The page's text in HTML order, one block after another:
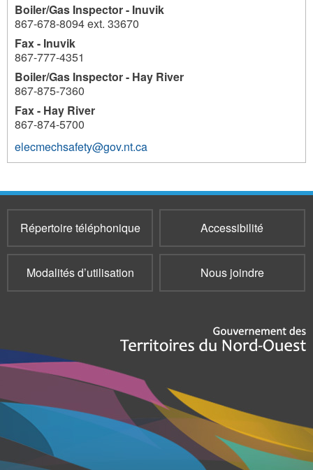
Boiler/Gas Inspector - Inuvik
867-678-8094 ext. 33670
Fax - Inuvik
867-777-4351
Boiler/Gas Inspector - Hay River
867-875-7360
Fax - Hay River
867-874-5700
elecmechsafety@gov.nt.ca
Répertoire téléphonique Accessibilité
Modalités d’utilisation Nous joindre